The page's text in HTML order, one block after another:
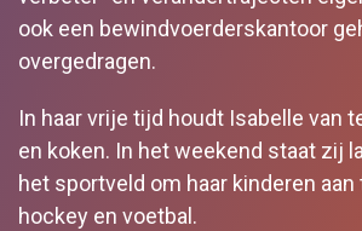
ook een bewindvoerderskantoor
overgedragen.
In haar vrije tijd houdt Isabelle van
en koken. In het weekend staat zij
het sportveld om haar kinderen
hockey en voetbal.